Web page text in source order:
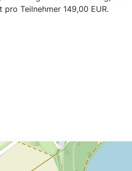
Teilnehmer 149,00 EUR.